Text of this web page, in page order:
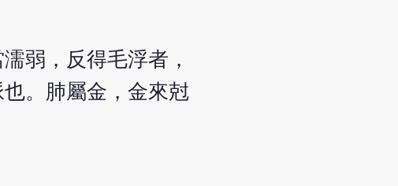
弱，反得毛浮者，
。肺屬金，金來尅